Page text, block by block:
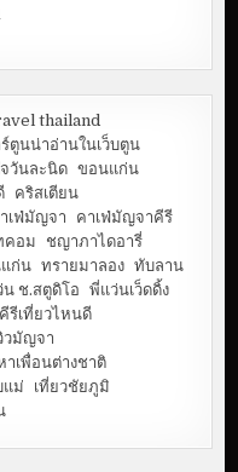
thailand
ตูนน่าอ่านในเว็บตูน
จวันละนิด ขอนแก่น
คริสเตียน
เฟ่มัญจา
คาเฟ่มัญจาคีรี
คอม
ชญาภาไดอารี่
ก่น ทรายมาลอง ทับลาน
น ช.สตูดิโอ
พี่แว่นเว็ดดิ้ง
รีเที่ยวไหนดี
วมัญจา
าเพื่อนต่างชาติ
แม่
เที่ยวชัยภูมิ